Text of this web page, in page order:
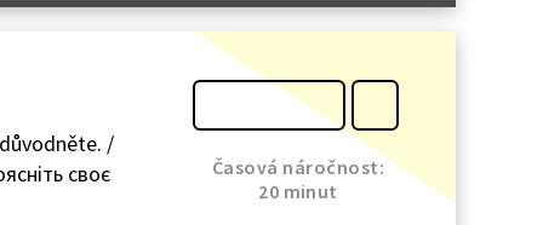
/
своє
Časová náročnost:
20 minut